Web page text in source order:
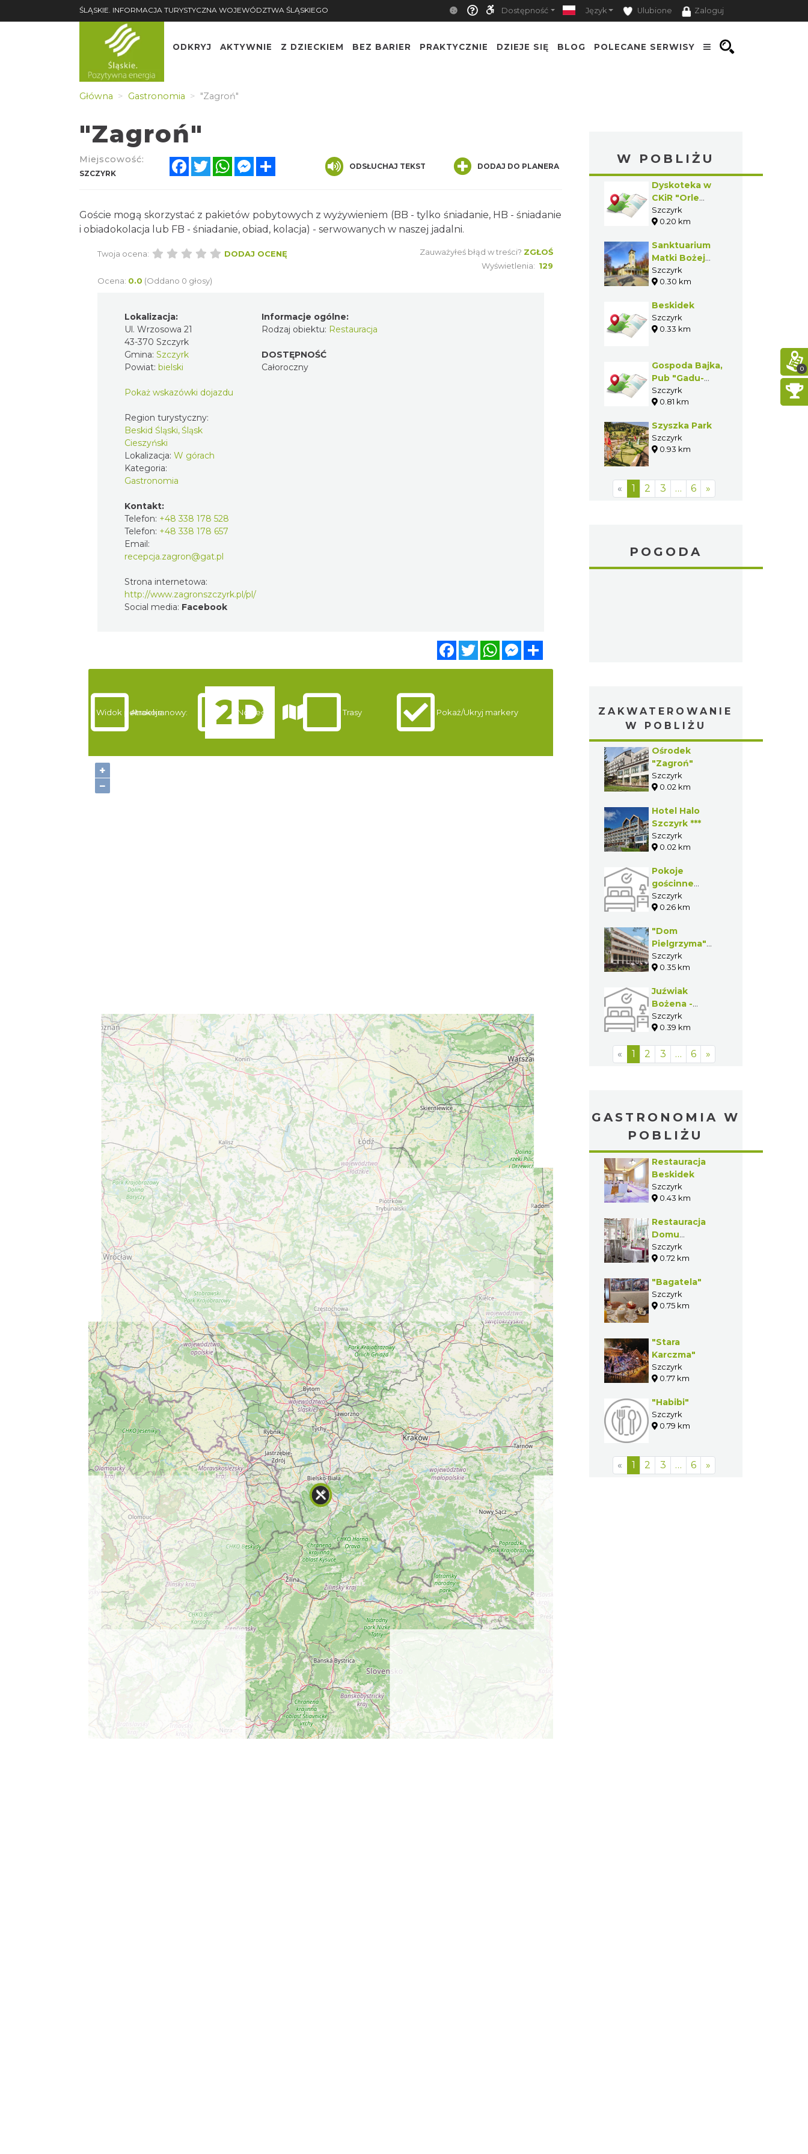
ŚLĄSKIE. INFORMACJA TURYSTYCZNA WOJEWÓDZTWA ŚLĄSKIEGO Dostępność Język Ulubione Zaloguj
ODKRYJ AKTYWNIE Z DZIECKIEM BEZ BARIER PRAKTYCZNIE DZIEJE SIĘ BLOG POLECANE SERWISY
Główna Gastronomia "Zagroń"
"Zagroń"
Miejscowość:
SZCZYRK
FacebookTwitterWhatsAppMessenger ODSŁUCHAJ TEKST DODAJ DO PLANERA
Goście mogą skorzystać z pakietów pobytowych z wyżywieniem (BB - tylko śniadanie, HB - śniadanie
i obiadokolacja lub FB - śniadanie, obiad, kolacja) - serwowanych w naszej jadalni.
Twoja ocena: DODAJ OCENĘ
Ocena: 0.0 (Oddano 0 głosy)
Zauważyłeś błąd w treści? ZGŁOŚ
Wyświetlenia: 129
Lokalizacja:
Ul. Wrzosowa 21
43-370 Szczyrk
Gmina: Szczyrk
Powiat: bielski
Pokaż wskazówki dojazdu
Region turystyczny:
Beskid Śląski, Śląsk
Cieszyński
Lokalizacja: W górach
Kategoria:
Gastronomia
Kontakt:
Telefon: +48 338 178 528
Telefon: +48 338 178 657
Email:
recepcja.zagron@gat.pl
Strona internetowa:
http://www.zagronszczyrk.pl/pl/
Social media: Facebook
Informacje ogólne:
Rodzaj obiektu: Restauracja
DOSTĘPNOŚĆ
Całoroczny
FacebookTwitterWhatsAppMessenger
+
−
Widok pełnoekranowy:
Atrakcje Noclegi Trasy Pokaż/Ukryj markery
W POBLIŻU
Dyskoteka w
CKiR "Orle
Gniazdo"
Szczyrk
0.20 km
Sanktuarium
Matki Bożej
Szczyrkowskiej
„na Górce”
Szczyrk
0.30 km
Beskidek
Szczyrk
0.33 km
Gospoda Bajka,
Pub "Gadu-
Gadu"
Szczyrk
0.81 km
Szyszka Park
Szczyrk
0.93 km
« 1 2 3 … 6 »
POGODA
ZAKWATEROWANIE
W POBLIŻU
Ośrodek
"Zagroń"
Szczyrk
0.02 km
Hotel Halo
Szczyrk ***
Szczyrk
0.02 km
Pokoje
gościnne
Gąsiorkiewicz
Jerzy
Szczyrk
0.26 km
"Dom
Pielgrzyma"
Salezjański
Dom
Szczyrk
0.35 km
Juźwiak
Bożena -
pokoje
gościnne
Szczyrk
0.39 km
« 1 2 3 … 6 »
GASTRONOMIA W
POBLIŻU
Restauracja
Beskidek
Szczyrk
0.43 km
Restauracja
Domu
Wczasowego
"Maria" w
Szczyrk
0.72 km
"Bagatela"
Szczyrk
0.75 km
"Stara
Karczma"
Szczyrk
0.77 km
"Habibi"
Szczyrk
0.79 km
« 1 2 3 … 6 »
0